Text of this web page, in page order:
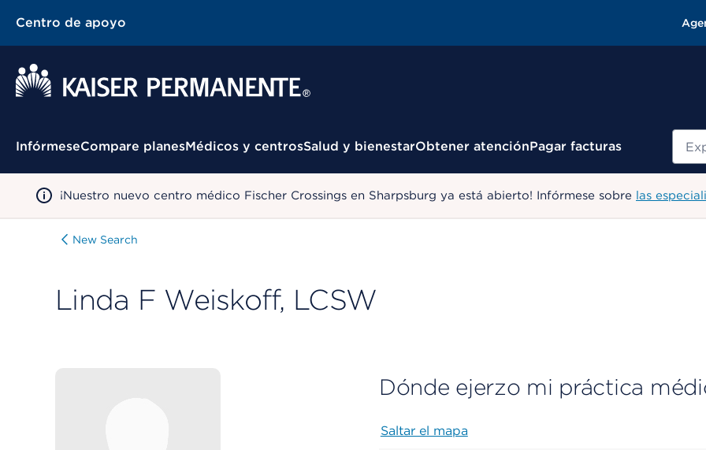
Centro de apoyo
Menú contextual
InfórmeseCompare planesMédicos y centrosSalud y bienestarObtener atenciónPagar facturas
¡Nuestro nuevo centro médico Fischer Crossings en Sharpsburg ya está abierto! Infórmese sobre las
New Search
Linda F Weiskoff, LCSW
Dónde ejerzo mi práctica
Saltar el mapa